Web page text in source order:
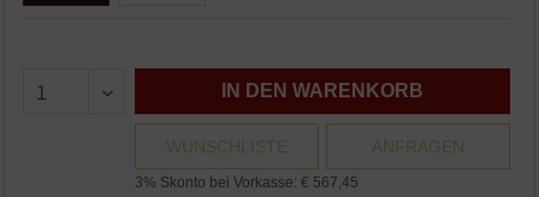
IN DEN WARENKORB
WUNSCHLISTE ANFRAGEN
3% Skonto bei Vorkasse: € 567,45